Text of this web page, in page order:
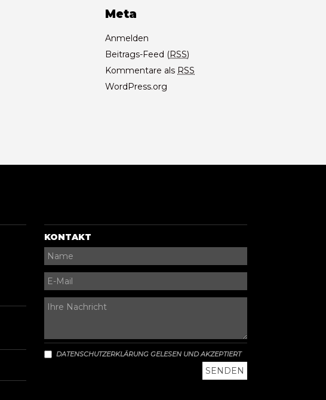
Meta
Anmelden
Beitrags-Feed (RSS)
Kommentare als RSS
WordPress.org
KONTAKT
DATENSCHUTZERKLÄRUNG GELESEN UND AKZEPTIERT